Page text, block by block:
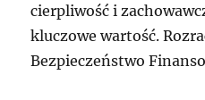
cierpliwość i
kluczowe wartość.
Bezpieczeństwo